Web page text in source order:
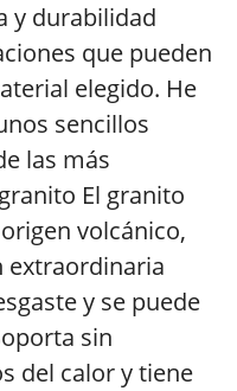
y durabilidad
que pueden
elegido. He
sencillos
las más
El granito
volcánico,
extraordinaria
y se puede
sin
del calor y tiene